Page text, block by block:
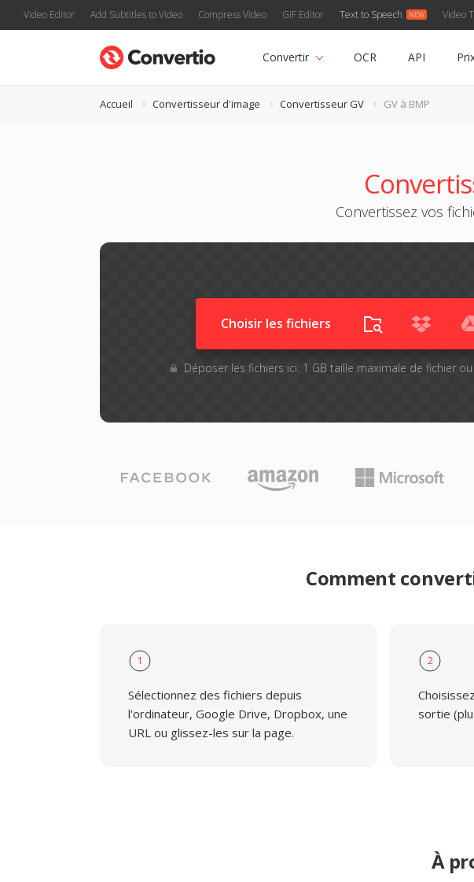
Video Editor Add Subtitles to Video Compress Video GIF Editor Text to Speech Video
Convertir OCR API
Accueil Convertisseur d'image Convertisseur GV GV à BMP
Convertissez vos
Choisir les fichiers
Déposer les fichiers ici. 1 GB taille maximale de fichier ou
Comment
1
Sélectionnez des fichiers depuis
l'ordinateur, Google Drive, Dropbox, une
URL ou glissez-les sur la page.
2
sortie
À